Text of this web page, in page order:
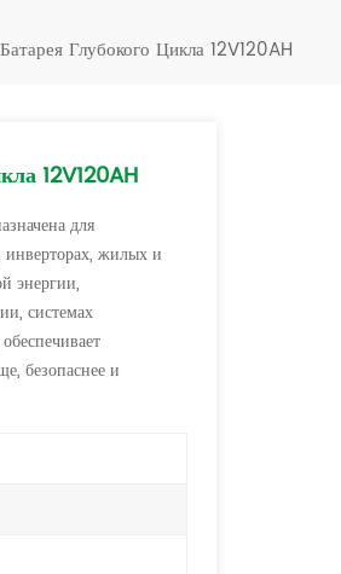
Глубокого Цикла 12V120AH
12V120AH
для
инверторах, жилых и
энергии,
системах
безопаснее и